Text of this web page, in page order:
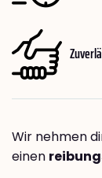
Wir nehmen
einen